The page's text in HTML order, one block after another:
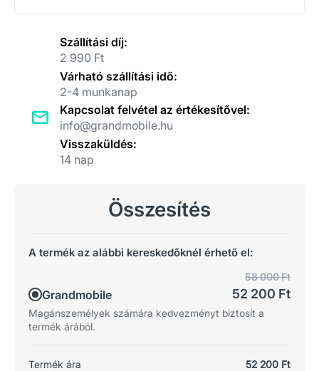
Szállítási díj:
2 990 Ft
Várható szállítási idő:
2-4 munkanap
Kapcsolat felvétel az értékesítővel:
info@grandmobile.hu
Visszaküldés:
14 nap
Összesítés
A termék az alábbi kereskedőknél érhető el:
Grandmobile
58 000 Ft
52 200 Ft
Magánszemélyek számára kedvezményt biztosít a
termék árából.
Termék ára 52 200 Ft